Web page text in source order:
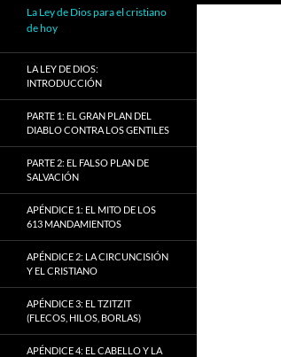
La Ley de Dios para el cristiano
de hoy
LA LEY DE DIOS:
INTRODUCCIÓN
PARTE 1: EL GRAN PLAN DEL
DIABLO CONTRA LOS GENTILES
PARTE 2: EL FALSO PLAN DE
SALVACIÓN
APÉNDICE 1: EL MITO DE LOS
613 MANDAMIENTOS
APÉNDICE 2: LA CIRCUNCISIÓN
Y EL CRISTIANO
APÉNDICE 3: EL TZITZIT
(FLECOS, HILOS, BORLAS)
APÉNDICE 4: EL CABELLO Y LA